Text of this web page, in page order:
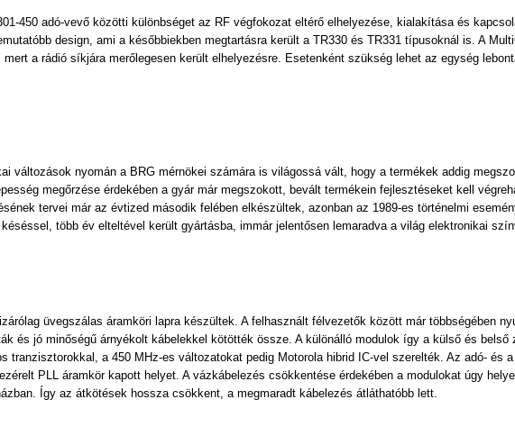
450 adó-vevő közötti különbséget az RF végfokozat eltérő elhelyezése, kialakítása és
design, ami a későbbiekben megtartásra került a TR330 és TR331 típusoknál is. A
a rádió síkjára merőlegesen került elhelyezésre. Esetenként szükség lehet az egység
változások nyomán a BRG mérnökei számára is világossá vált, hogy a termékek addig
megőrzése érdekében a gyár már megszokott, bevált termékein fejlesztéseket kell
tervei már az évtized második felében elkészültek, azonban az 1989-es történelmi
több év elteltével került gyártásba, immár jelentősen lemaradva a világ elektronikai
üvegszálas áramköri lapra készültek. A felhasznált félvezetők között már többségében
és jó minőségű árnyékolt kábelekkel kötötték össze. A különálló modulok í­gy a külső és belső
tranzisztorokkal, a 450 MHz-es változatokat pedig Motorola hibrid IC-vel szerelték. Az adó- és
PLL áramkör kapott helyet. A vázkábelezés csökkentése érdekében a modulokat úgy
Így az átkötések hossza csökkent, a megmaradt kábelezés átláthatóbb lett.